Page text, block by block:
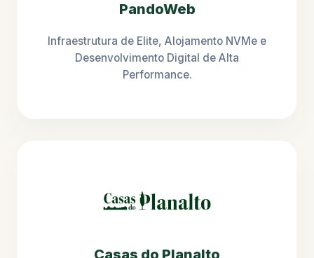
PandoWeb
Infraestrutura de Elite, Alojamento NVMe e
Desenvolvimento Digital de Alta
Performance.
Casas do Planalto